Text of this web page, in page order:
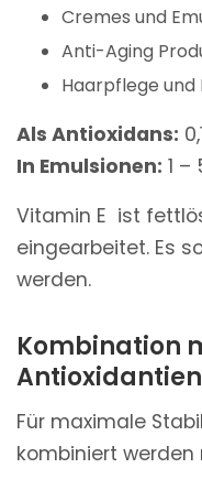
Cremes und
Anti-Aging
Haarpflege und
Als Antioxidans:
In Emulsionen: 1 –
Vitamin E ist
eingearbeitet. Es
werden.
Kombination
Antioxidantien
Für maximale
kombiniert werden